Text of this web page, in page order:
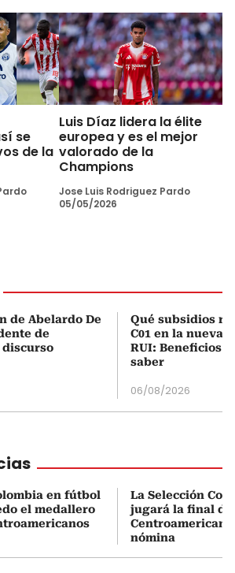
se
de la
Luis Díaz lidera la élite
europea y es el mejor
valorado de la
Champions
Jose Luis Rodriguez Pardo
05/05/2026
de Abelardo De
de
discurso
Qué subsidios
C01 en la nueva
RUI: Beneficios
saber
06/08/2026
en fútbol
el medallero
La Selección
jugará la final de
nómina